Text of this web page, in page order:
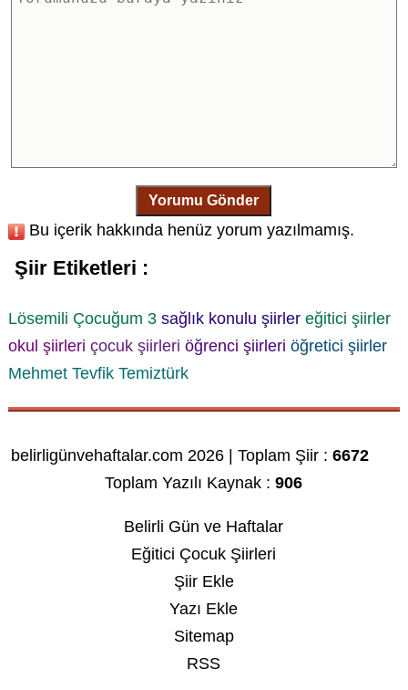
Yorumu Gönder
Bu içerik hakkında henüz yorum yazılmamış.
Şiir Etiketleri :
Lösemili Çocuğum 3 sağlık konulu şiirler eğitici şiirler
okul şiirleri çocuk şiirleri öğrenci şiirleri öğretici şiirler
Mehmet Tevfik Temiztürk
belirligünvehaftalar.com 2026 | Toplam Şiir :6672
Toplam Yazılı Kaynak :906
Belirli Gün ve Haftalar
Eğitici Çocuk Şiirleri
Şiir Ekle
Yazı Ekle
Sitemap
RSS